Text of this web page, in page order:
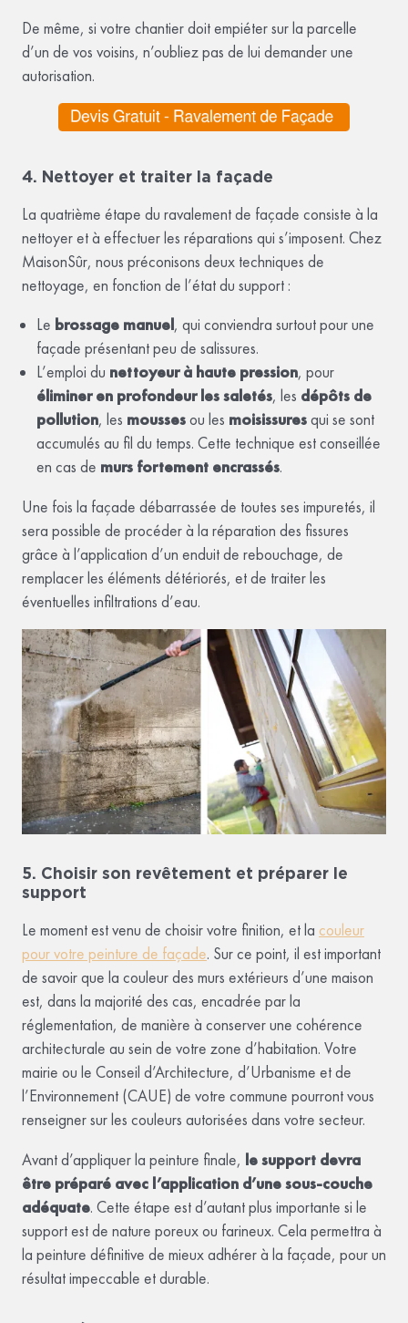
De même, si votre chantier doit empiéter sur la parcelle
d’un de vos voisins, n’oubliez pas de lui demander une
autorisation.
4. Nettoyer et traiter la façade
La quatrième étape du ravalement de façade consiste à la
nettoyer et à effectuer les réparations qui s’imposent. Chez
MaisonSûr, nous préconisons deux techniques de
nettoyage, en fonction de l’état du support :
Le brossage manuel, qui conviendra surtout pour une
façade présentant peu de salissures.
L’emploi du nettoyeur à haute pression, pour
éliminer en profondeur les saletés, les dépôts de
pollution, les moussesou les moisissuresqui se sont
accumulés au fil du temps. Cette technique est conseillée
en cas de murs fortement encrassés.
Une fois la façade débarrassée de toutes ses impuretés, il
sera possible de procéder à la réparation des fissures
grâce à l’application d’un enduit de rebouchage, de
remplacer les éléments détériorés, et de traiter les
éventuelles infiltrations d’eau.
5. Choisir son revêtement et préparer le
support
Le moment est venu de choisir votre finition, et la couleur
pour votre peinture de façade. Sur ce point, il est important
de savoir que la couleur des murs extérieurs d’une maison
est, dans la majorité des cas, encadrée par la
réglementation, de manière à conserver une cohérence
architecturale au sein de votre zone d’habitation. Votre
mairie ou le Conseil d’Architecture, d’Urbanisme et de
l’Environnement (CAUE) de votre commune pourront vous
renseigner sur les couleurs autorisées dans votre secteur.
Avant d’appliquer la peinture finale, le support devra
être préparé avec l’application d’une sous-couche
adéquate. Cette étape est d’autant plus importante si le
support est de nature poreux ou farineux. Cela permettra à
la peinture définitive de mieux adhérer à la façade, pour un
résultat impeccable et durable.